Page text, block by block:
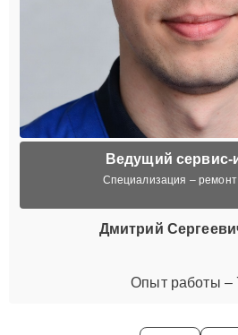
Ведущий сервис-
Специализация –
Дмитрий
Опыт работы –